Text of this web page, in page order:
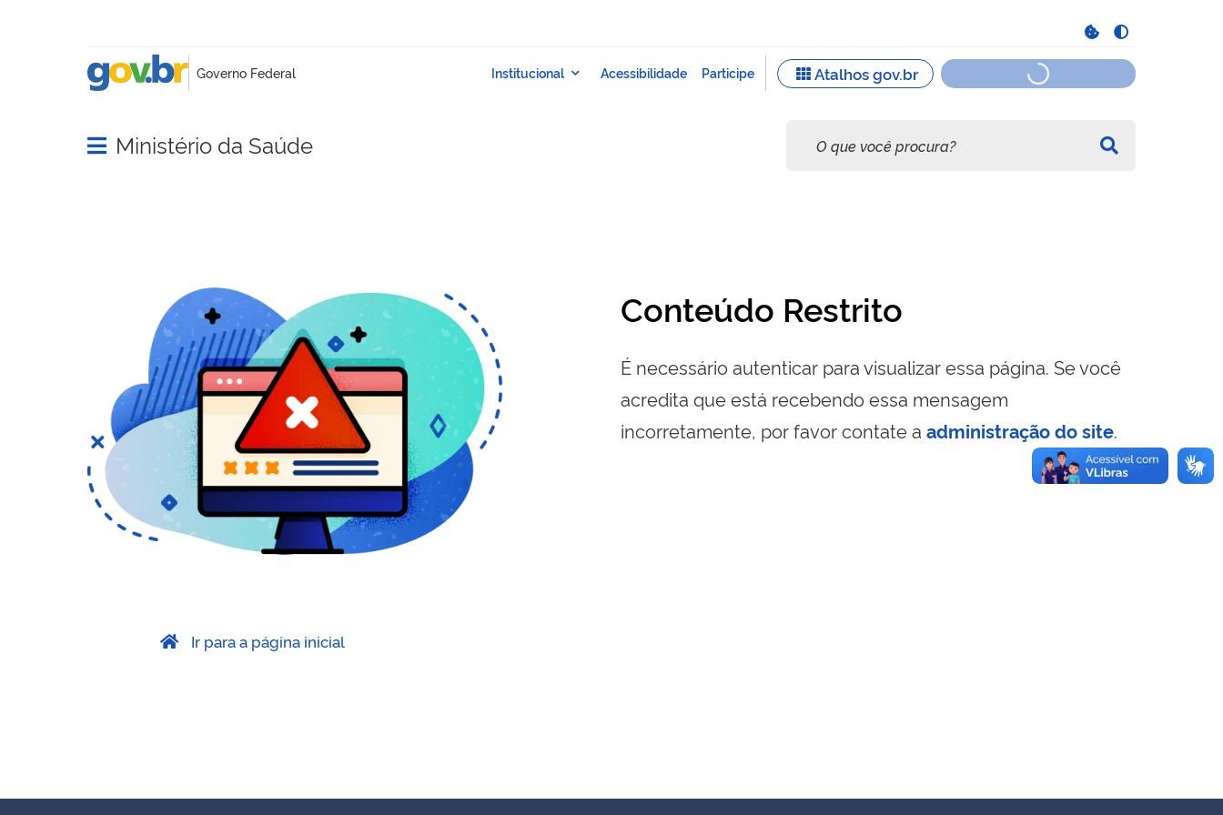
Abrir menu principal de navegação
Ministério da Saúde
Conteúdo Restrito
É necessário autenticar para visualizar essa página. Se você
acredita que está recebendo essa mensagem
incorretamente, por favor contate a administração do site.
Ir para a página inicial